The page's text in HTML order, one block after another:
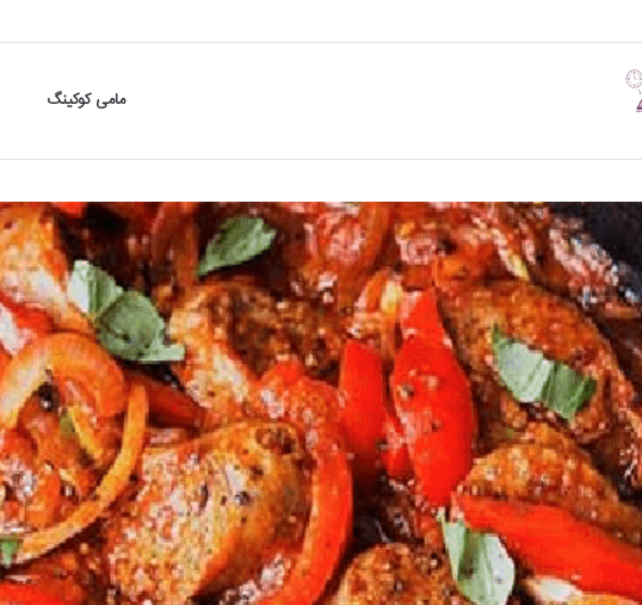
مامی کوکینگ